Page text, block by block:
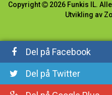
Copyright 2026 Funkis IL.
Utvikling av
Del på Facebook
Del på Twitter